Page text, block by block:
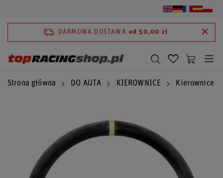
DARMOWA DOSTAWA od 50,00 zł
Strona główna DO AUTA KIEROWNICE Kierownice